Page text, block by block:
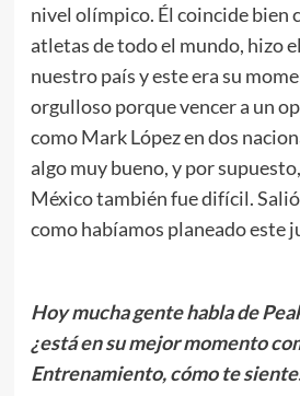
nivel olímpico. Él coincide bien
atletas de todo el mundo, hizo
nuestro país y este era su
orgulloso porque vencer a un
como Mark López en dos
algo muy bueno, y por
México también fue difícil.
como habíamos planeado este
Hoy mucha gente habla de
¿está en su mejor momento
Entrenamiento, cómo te